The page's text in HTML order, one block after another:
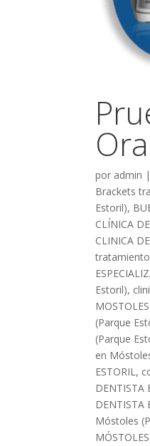
por admin |
Brackets
Estoril),
CLÍNICA
CLINICA
Estoril),
(Parque
(Parque
en
ESTORIL,
DENTISTA
DENTISTA
Móstoles
MÓSTOLES